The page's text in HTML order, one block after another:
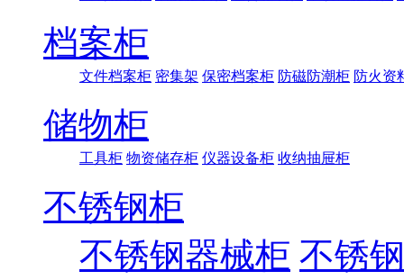
档案柜
文件档案柜 密集架 保密档案柜 防磁防潮柜 防火资
储物柜
工具柜 物资储存柜 仪器设备柜 收纳抽屉柜
不锈钢柜
不锈钢器械柜 不锈